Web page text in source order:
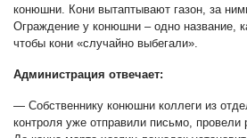
конюшни. Кони вытаптывают газон, за
Ограждение у конюшни – одно название,
чтобы кони «случайно выбегали».
Администрация отвечает:
— Собственнику конюшни коллеги из
контроля уже отправили письмо, провели